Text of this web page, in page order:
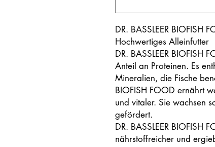
DR. BASSLEER BIOFISH
Hochwertiges Alleinfutter
DR. BASSLEER BIOFISH
Anteil an Proteinen. Es
Mineralien, die Fische
BIOFISH FOOD ernährt
und vitaler. Sie wachsen
gefördert.
DR. BASSLEER BIOFISH
nährstoffreicher und